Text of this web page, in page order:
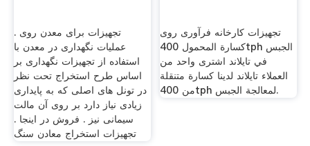
تجهیزات برای معدن روی .
عملیات نگهداری در معدن با
استفاده از تجهیزات نگهداری بر
اساس طرح استخراج تحت نظر
در تونل های اصلی كه به پایداری
زیادی نیاز دارد بر روی آن مالت
سیمانی نیز . فروش در اینجا .
تجهیزات استخراج معادن سنگ
تجهیزات کارخانه فرآوری روی
كسارة المحمول 400tph الجبس
في تايلاند اشترى واحد من
العملاء تايلاند لدينا كسارة متنقلة
من 400tph لمعالجة الجبس.